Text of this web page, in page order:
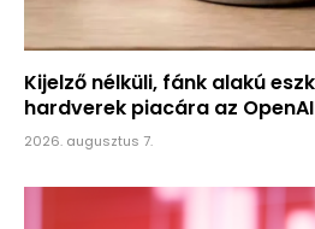
Kijelző nélküli, fánk alakú
hardverek piacára az OpenAI
2026. augusztus 7.